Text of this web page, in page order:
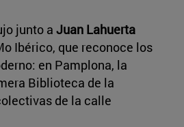
junto a Juan Lahuerta
Ibérico, que reconoce los
en Pamplona, la
Biblioteca de la
de la calle